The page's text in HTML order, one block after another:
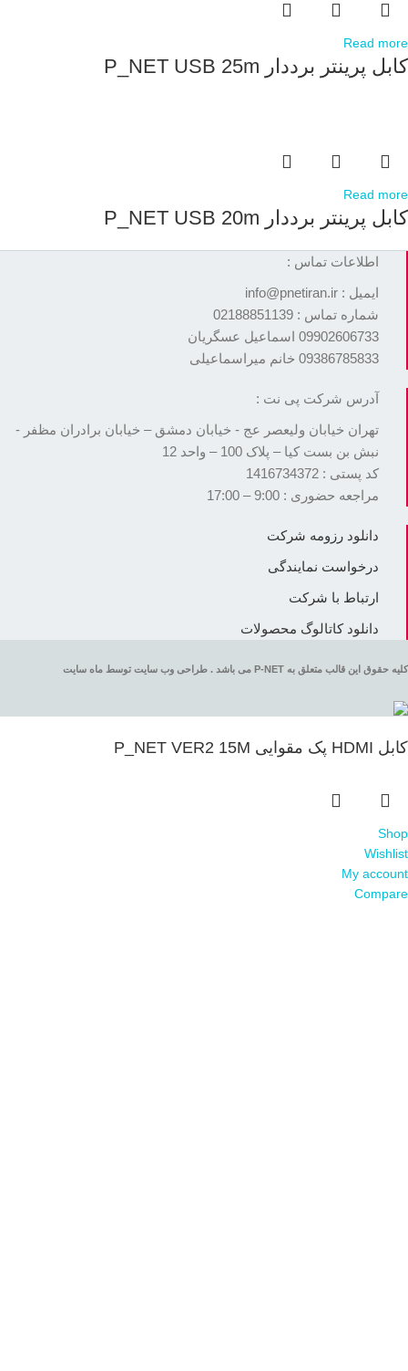
Read more
کابل پرینتر برددار P_NET USB 25m
Read more
کابل پرینتر برددار P_NET USB 20m
اطلاعات تماس :
ایمیل : info@pnetiran.ir
شماره تماس : 02188851139
09902606733 اسماعیل عسگریان
09386785833 خانم میراسماعیلی
آدرس شرکت پی نت :
تهران خیابان ولیعصر عج - خیابان دمشق – خیابان برادران مظفر -
نبش بن بست کیا – پلاک 100 – واحد 12
کد پستی : 1416734372
مراجعه حضوری : 9:00 – 17:00
دانلود رزومه شرکت
درخواست نمایندگی
ارتباط با شرکت
دانلود کاتالوگ محصولات
کلیه حقوق این قالب متعلق به P-NET می باشد . طراحی وب سایت توسط ماه سایت
کابل HDMI پک مقوایی P_NET VER2 15M
Shop
Wishlist
My account
Compare